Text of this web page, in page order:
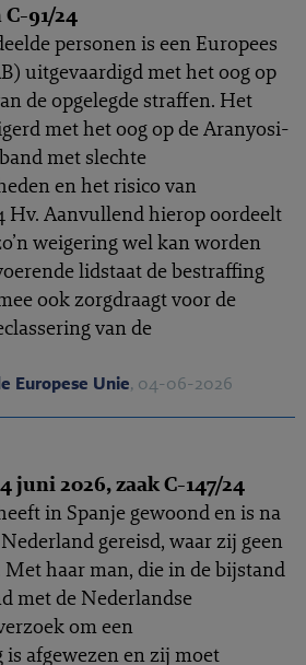
C-91/24
personen is een Europees
uitgevaardigd met het oog op
de opgelegde straffen. Het
met het oog op de Aranyosi-
met slechte
en het risico van
Hv. Aanvullend hierop oordeelt
weigering wel kan worden
lidstaat de bestraffing
ook zorgdraagt voor de
van de
Europese Unie, 04-06-2026
juni 2026, zaak C-147/24
in Spanje gewoond en is na
gereisd, waar zij geen
haar man, die in de bijstand
met de Nederlandse
om een
afgewezen en zij moet